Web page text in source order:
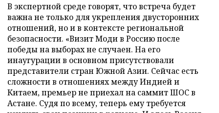
В экспертной среде говорят, что встреча будет
важна не только для укрепления двусторонних
отношений, но и в контексте региональной
безопасности. «Визит Моди в Россию после
победы на выборах не случаен. На его
инаугурации в основном присутствовали
представители стран Южной Азии. Сейчас есть
сложности в отношениях между Индией и
Китаем, премьер не приехал на саммит ШОС в
Астане. Судя по всему, теперь ему требуется